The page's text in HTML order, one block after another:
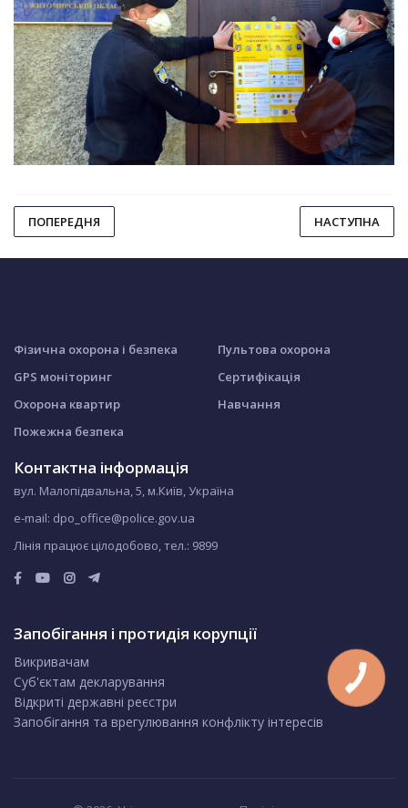
ПОПЕРЕДНЯ НАСТУПНА
Фізична охорона і безпека
GPS моніторинг
Охорона квартир
Пожежна безпека
Пультова охорона
Сертифікація
Навчання
Контактна інформація
вул. Малопідвальна, 5, м.Київ, Україна
e-mail: dpo_office@police.gov.ua
Лінія працює цілодобово, тел.: 9899
Запобігання і протидія корупції
Викривачам
Суб'єктам декларування
Відкриті державні реєстри
Запобігання та врегулювання конфлікту інтересів